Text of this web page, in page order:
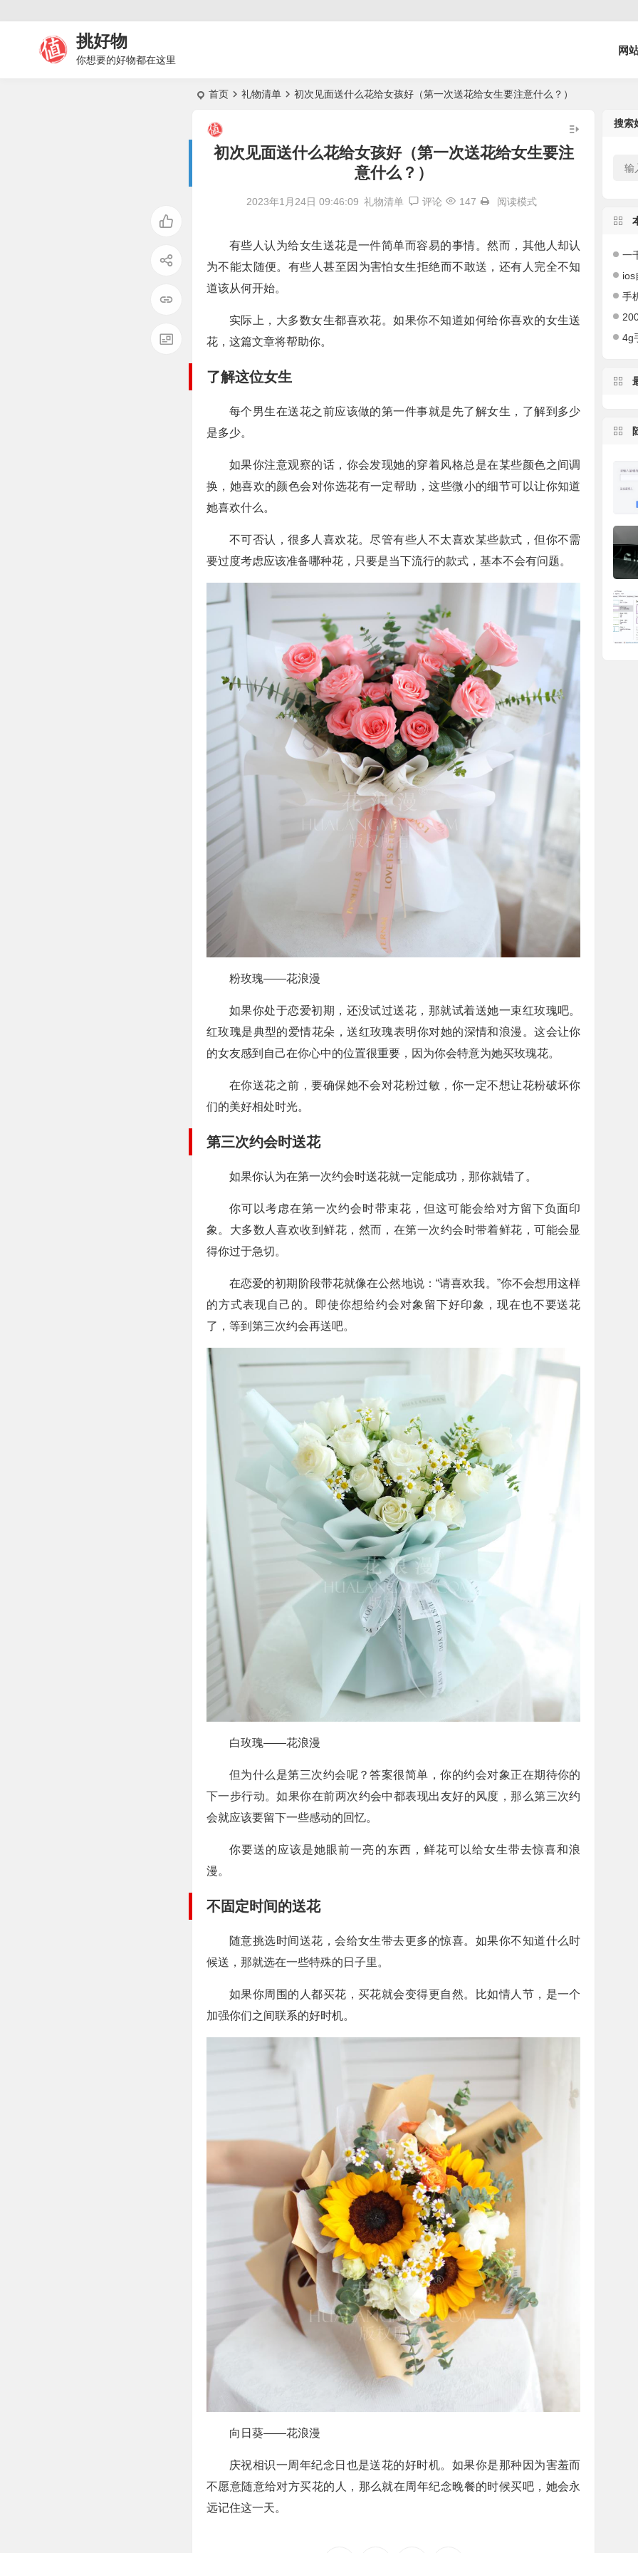
挑好物
你想要的好物都在这里
网
首页 礼物清单 初次见面送什么花给女孩好（第一次送花给女生要注意什么？）
初次见面送什么花给女孩好（第一次送花给女生要注
意什么？）
2023年1月24日 09:46:09 礼物清单 评论 147 阅读模式
有些人认为给女生送花是一件简单而容易的事情。然而，其他人却认
为不能太随便。有些人甚至因为害怕女生拒绝而不敢送，还有人完全不知
道该从何开始。
实际上，大多数女生都喜欢花。如果你不知道如何给你喜欢的女生送
花，这篇文章将帮助你。
了解这位女生
每个男生在送花之前应该做的第一件事就是先了解女生，了解到多少
是多少。
如果你注意观察的话，你会发现她的穿着风格总是在某些颜色之间调
换，她喜欢的颜色会对你选花有一定帮助，这些微小的细节可以让你知道
她喜欢什么。
不可否认，很多人喜欢花。尽管有些人不太喜欢某些款式，但你不需
要过度考虑应该准备哪种花，只要是当下流行的款式，基本不会有问题。
粉玫瑰——花浪漫
如果你处于恋爱初期，还没试过送花，那就试着送她一束红玫瑰吧。
红玫瑰是典型的爱情花朵，送红玫瑰表明你对她的深情和浪漫。这会让你
的女友感到自己在你心中的位置很重要，因为你会特意为她买玫瑰花。
在你送花之前，要确保她不会对花粉过敏，你一定不想让花粉破坏你
们的美好相处时光。
第三次约会时送花
如果你认为在第一次约会时送花就一定能成功，那你就错了。
你可以考虑在第一次约会时带束花，但这可能会给对方留下负面印
象。大多数人喜欢收到鲜花，然而，在第一次约会时带着鲜花，可能会显
得你过于急切。
在恋爱的初期阶段带花就像在公然地说：“请喜欢我。”你不会想用这样
的方式表现自己的。即使你想给约会对象留下好印象，现在也不要送花
了，等到第三次约会再送吧。
白玫瑰——花浪漫
但为什么是第三次约会呢？答案很简单，你的约会对象正在期待你的
下一步行动。如果你在前两次约会中都表现出友好的风度，那么第三次约
会就应该要留下一些感动的回忆。
你要送的应该是她眼前一亮的东西，鲜花可以给女生带去惊喜和浪
漫。
不固定时间的送花
随意挑选时间送花，会给女生带去更多的惊喜。如果你不知道什么时
候送，那就选在一些特殊的日子里。
如果你周围的人都买花，买花就会变得更自然。比如情人节，是一个
加强你们之间联系的好时机。
向日葵——花浪漫
庆祝相识一周年纪念日也是送花的好时机。如果你是那种因为害羞而
不愿意随意给对方买花的人，那么就在周年纪念晚餐的时候买吧，她会永
远记住这一天。
搜索
一千左
ios自
手机
2000
4g手